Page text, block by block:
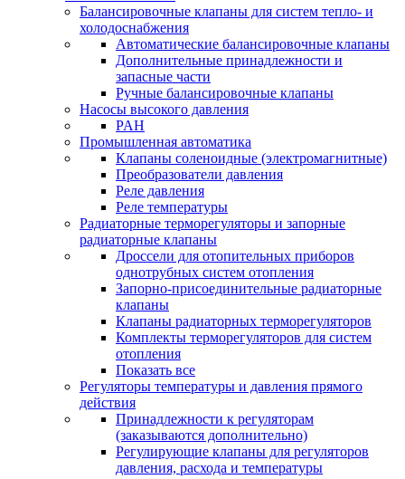
Балансировочные клапаны для систем тепло- и
холодоснабжения
Автоматические балансировочные клапаны
Дополнительные принадлежности и
запасные части
Ручные балансировочные клапаны
Насосы высокого давления
PAH
Промышленная автоматика
Клапаны соленоидные (электромагнитные)
Преобразователи давления
Реле давления
Реле температуры
Радиаторные терморегуляторы и запорные
радиаторные клапаны
Дроссели для отопительных приборов
однотрубных систем отопления
Запорно-присоединительные радиаторные
клапаны
Клапаны радиаторных терморегуляторов
Комплекты терморегуляторов для систем
отопления
Показать все
Регуляторы температуры и давления прямого
действия
Принадлежности к регуляторам
(заказываются дополнительно)
Регулирующие клапаны для регуляторов
давления, расхода и температуры